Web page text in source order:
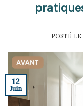
POSTÉ
12
Juin